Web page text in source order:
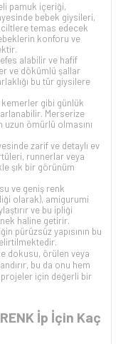
pamuk içeriği,
bebek giysileri,
temas edecek
konforu ve
alabilir ve hafif
ve dökümlü şallar
bu tür giysilere
gibi günlük
Merserize
uzun ömürlü olmasını
zarif ve detaylı ev
runnerlar veya
şık bir görünüm
ve geniş renk
olarak), amigurumi
ve bu ipliği
haline getirir.
pürüzsüz yapısının bu
dokusu, örülen veya
bu da onu hem
projeler için değerli bir
İp İçin Kaç